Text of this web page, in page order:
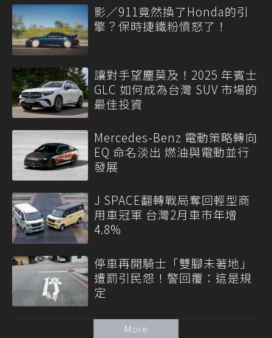
影／911竟然換了Honda的引
擎？保時捷鐵粉憤怒了！
讓對手望塵莫及！2025 年賓士
GLC 如何成為台灣 SUV 市場的
最佳投資
Mercedes-Benz 電動策略轉向
EQ 命名淡出 燃油與電動並行
發展
J SPACE翻轉戰局奪回輕型商
用車冠軍 台灣2月車市年增
4.8%
停車再開騎士「雙腳未著地」
遭罰引民怨！警回覆：這是規
定
More